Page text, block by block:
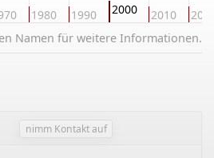
1980 1990 2000 2010
Namen für weitere Informationen.
nimm Kontakt auf